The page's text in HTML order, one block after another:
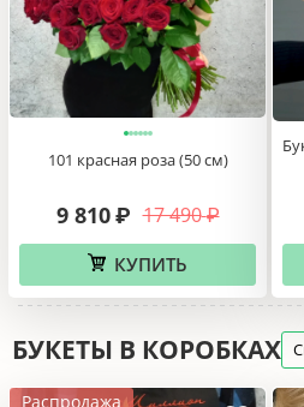
101 красная роза (50 см)
17 490 ₽
9 810 ₽
КУПИТЬ
БУКЕТЫ В КОРОБКАХ
Распродажа